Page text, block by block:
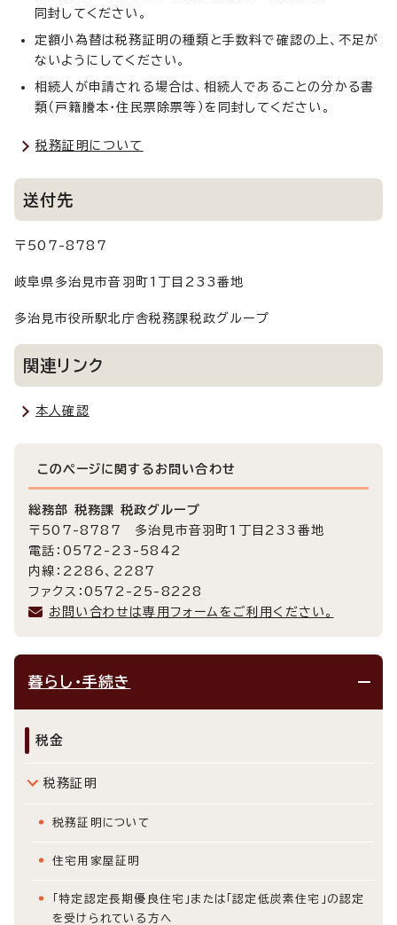
同封してください。
定額小為替は税務証明の種類と手数料で確認の上、不足が
ないようにしてください。
相続人が申請される場合は、相続人であることの分かる書
類（戸籍謄本・住民票除票等）を同封してください。
税務証明について
送付先
〒507-8787
岐阜県多治見市音羽町1丁目233番地
多治見市役所駅北庁舎税務課税政グループ
関連リンク
本人確認
このページに関する お問い合わせ
総務部 税務課 税政グループ
〒507-8787 多治見市音羽町1丁目233番地
電話：0572-23-5842
内線：2286、2287
ファクス：0572-25-8228
お問い合わせは専用フォームをご利用ください。
暮らし・手続き
税金
税務証明
税務証明について
住宅用家屋証明
「特定認定長期優良住宅」または「認定低炭素住宅」の認定
を受けられている方へ